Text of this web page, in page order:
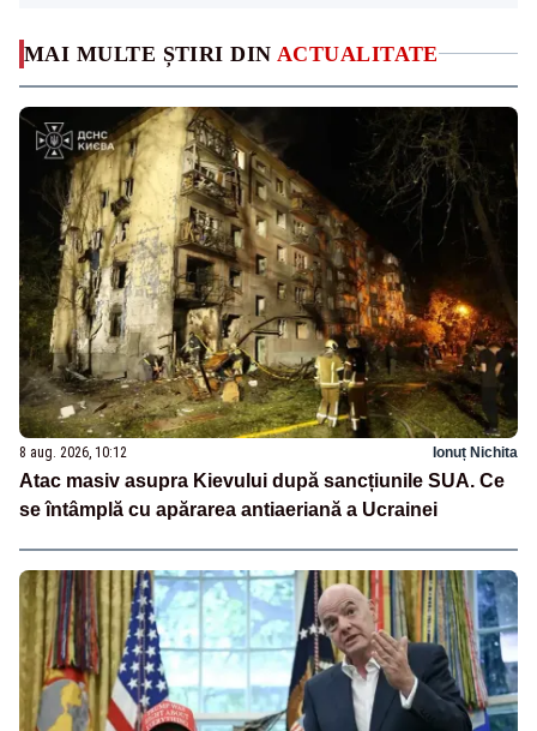
MAI MULTE ȘTIRI DIN ACTUALITATE
8 aug. 2026, 10:12 Ionuț Nichita
Atac masiv asupra Kievului după sancțiunile SUA. Ce
se întâmplă cu apărarea antiaeriană a Ucrainei